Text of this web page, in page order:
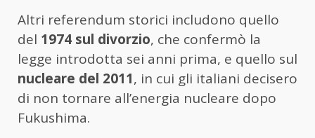
Altri referendum storici includono quello
del 1974 sul divorzio, che confermò la
legge introdotta sei anni prima, e quello sul
nucleare del 2011, in cui gli italiani decisero
di non tornare all’energia nucleare dopo
Fukushima.